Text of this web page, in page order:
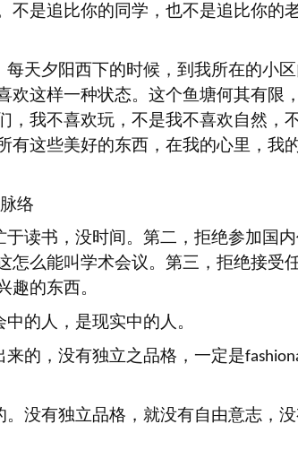
是追比你的同学，也不是追比你的
天夕阳西下的时候，到我所在的小区
这样一种状态。这个鱼塘何其有限
我不喜欢玩，不是我不喜欢自然，
这些美好的东西，在我的心里，我
络
读书，没时间。第二，拒绝参加国
么能叫学术会议。第三，拒绝接受
的东西。
的人，是现实中的人。
的，没有独立之品格，一定是
没有独立品格，就没有自由意志，